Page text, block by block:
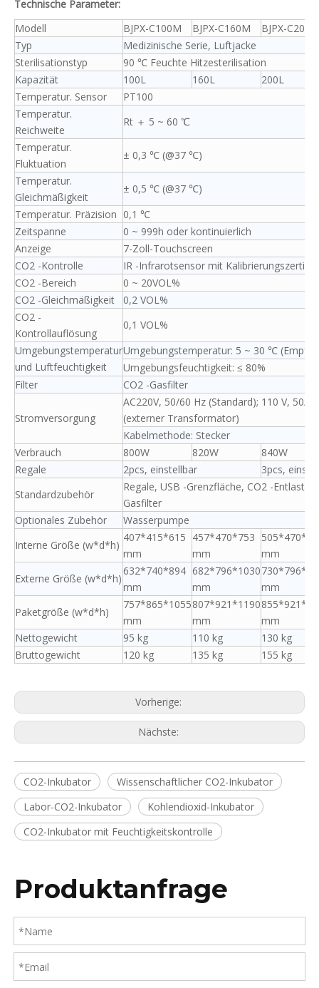
Technische Parameter:
Modell
BJPX-C100M BJPX-C160M
BJPX-C200M
Typ
Medizinische Serie, Luftjacke
Sterilisationstyp
90 ℃ Feuchte Hitzesterilisation
Kapazität
100L 160L
200L
Temperatur. Sensor
PT100
Temperatur.
Reichweite
Rt ＋ 5 ~ 60 ℃
Temperatur.
Fluktuation
± 0,3 ℃ (@37 ℃)
Temperatur.
Gleichmäßigkeit
± 0,5 ℃ (@37 ℃)
Temperatur. Präzision 0,1 ℃
Zeitspanne
0 ~ 999h oder kontinuierlich
Anzeige
7-Zoll-Touchscreen
CO2 -Kontrolle
IR -Infrarotsensor mit
CO2 -Bereich
0 ~ 20VOL%
CO2 -Gleichmäßigkeit
0,2 VOL%
CO2 -
Kontrollauflösung
0,1 VOL%
Umgebungstemperatur
und Luftfeuchtigkeit
Umgebungstemperatur: 5 ~ 30 ℃
Umgebungsfeuchtigkeit: ≤ 80%
Filter
CO2 -Gasfilter
Stromversorgung
AC220V, 50/60 Hz (Standard); 110 V, 50/
(externer Transformator)
Kabelmethode: Stecker
Verbrauch
800W 820W
840W
Regale
2pcs, einstellbar
3pcs,
Standardzubehör
Regale, USB -Grenzfläche, CO2 -
Gasfilter
Optionales Zubehör
Wasserpumpe
Interne Größe (w*d*h)
407*415*615
mm
457*470*753
mm
mm
Externe Größe (w*d*h)
632*740*894
mm
682*796*1030
mm
mm
Paketgröße (w*d*h)
757*865*1055
mm
807*921*1190
mm
mm
Nettogewicht
95 kg 110 kg
130 kg
Bruttogewicht
120 kg 135 kg 155 kg
Vorherige:
Nächste:
CO2-Inkubator
Wissenschaftlicher CO2-Inkubator
Labor-CO2-Inkubator
Kohlendioxid-Inkubator
CO2-Inkubator mit Feuchtigkeitskontrolle
Produktanfrage